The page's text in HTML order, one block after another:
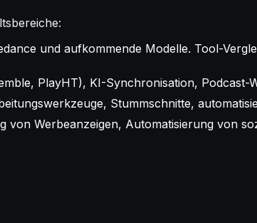
und aufkommende Modelle. Tool-
PlayHT), KI-Synchronisation,
Stummschnitte,
von Werbeanzeigen, Automatisierung von